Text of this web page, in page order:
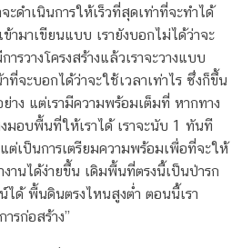
จะดำเนินการให้เร็วที่สุดเท่าที่จะทำได้
ามาเขียนแบบ เรายังบอกไม่ได้ว่าจะ
รวางโครงสร้างแล้วเราจะวางแบบ
จะบอกได้ว่าจะใช้เวลาเท่าไร ซึ่งก็ขึ้น
ง แต่เรามีความพร้อมเต็มที่ หากทาง
มอบพื้นที่ให้เราได้ เราจะนับ 1 ทันที
ต่เป็นการเตรียมความพร้อมเพื่อที่จะให้
านได้ง่ายขึ้น เดิมพื้นที่ตรงนี้เป็นป่ารก
ได้ พื้นดินตรงไหนสูงต่ำ ตอนนี้เรา
รก่อสร้าง”